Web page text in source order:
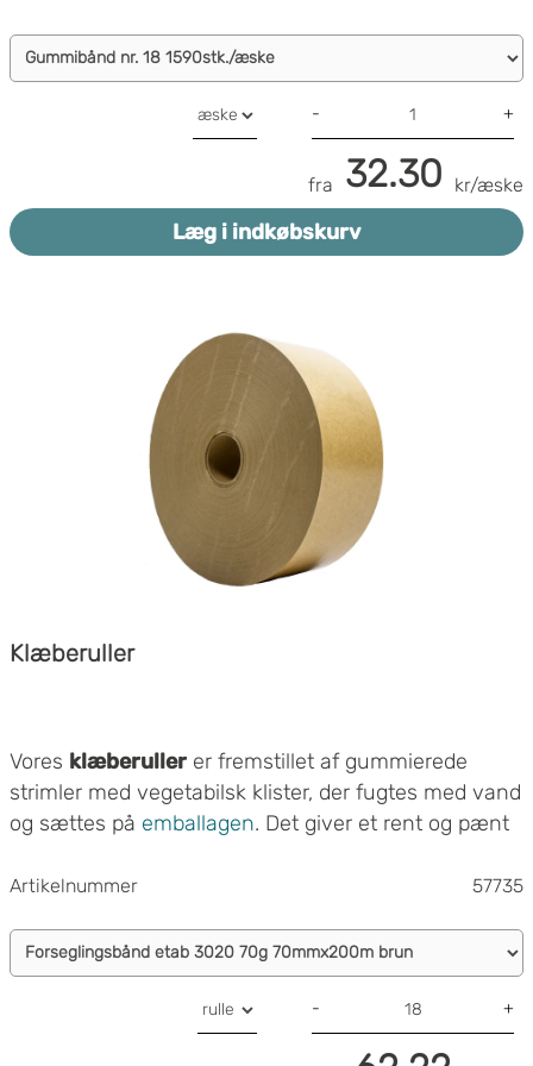
- +
fra 32.30 kr/æske
Læg i indkøbskurv
Klæberuller
Vores klæberuller er fremstillet af gummierede
strimler med vegetabilsk klister, der fugtes med vand
og sættes på emballagen. Det giver et rent og pænt
Klæberuller er lavet af kraftpapir, og en klæber af
kontakt med vand. Dette gøres på en meget nem
måde med enautomatisk dispenser, hvor den
gummierede klæberulle lægges i dispenseren og
køres gennem et kammer med vand. Dette giver en
Dette produkt er lavet til lukning af både bølgepap og
Artikelnummer 57735
- +